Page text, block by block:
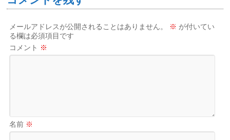
メールアドレスが公開されることはありません。 ※ が付いてい
る欄は必須項目です
コメント ※
名前 ※